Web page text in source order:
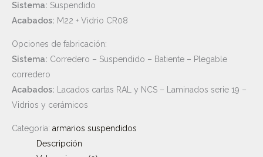
Sistema: Suspendido
Acabados: M22 + Vidrio CR08
Opciones de fabricación:
Sistema: Corredero – Suspendido – Batiente – Plegable
corredero
Acabados: Lacados cartas RAL y NCS – Laminados serie 19 –
Vidrios y cerámicos
Categoría: armarios suspendidos
Descripción